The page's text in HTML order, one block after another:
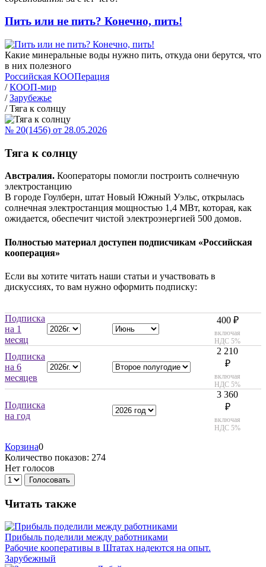
Пить или не пить? Конечно, пить!
Какие минеральные воды нужно пить, откуда они берутся, что
в них полезного
Российская КООПерация
/ КООП-мир
/ Зарубежье
/ Тяга к солнцу
№ 20(1456) от 28.05.2026
Тяга к солнцу
Австралия. Кооператоры помогли построить солнечную
электростанцию
В городе Гоулберн, штат Новый Южный Уэльс, открылась
солнечная электростанция мощностью 1,4 МВт, которая, как
ожидается, обеспечит чистой электроэнергией 500 домов.
Полностью материал доступен подписчикам «Российская
кооперация»
Если вы хотите читать наши статьи и участвовать в
дискуссиях, то вам нужно оформить подписку:
Подписка
на 1
месяц
400 ₽
включая
НДС 5%
Подписка
на 6
месяцев
2 210
₽
включая
НДС 5%
Подписка
на год
3 360
₽
включая
НДС 5%
Корзина0
Количество показов: 274
Нет голосов
Голосовать
Читать также
Прибыль поделили между работниками
Рабочие кооперативы в Штатах надеются на опыт.
Зарубежный